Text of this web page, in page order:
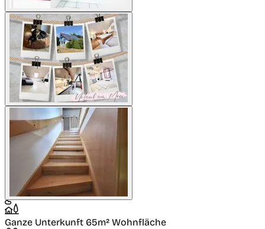
Ganze Unterkunft 65m² Wohnfläche